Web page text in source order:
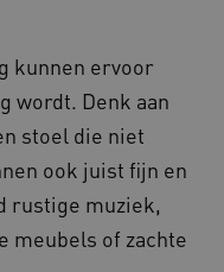
kunnen ervoor
wordt. Denk aan
stoel die niet
ook juist fijn en
rustige muziek,
meubels of zachte